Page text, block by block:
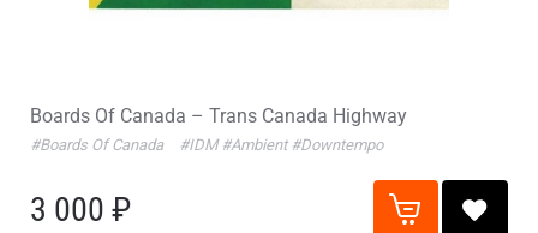
Boards Of Canada – Trans Canada Highway
#Boards Of Canada #IDM #Ambient #Downtempo
3 000 ₽